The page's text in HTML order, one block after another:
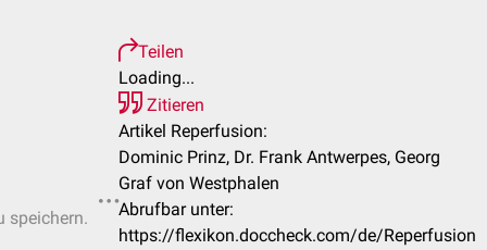
speichern.
Teilen
Loading...
Zitieren
Artikel Reperfusion:
Dominic Prinz, Dr. Frank Antwerpes, Georg
Graf von Westphalen
Abrufbar unter:
https://flexikon.doccheck.com/de/Reperfusion